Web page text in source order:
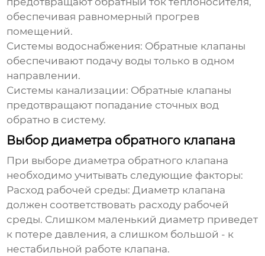
обеспечивая равномерный прогрев
помещений.
Системы водоснабжения: Обратные клапаны
обеспечивают подачу воды только в одном
направлении.
Системы канализации: Обратные клапаны
предотвращают попадание сточных вод
обратно в систему.
Выбор диаметра обратного клапана
При выборе диаметра обратного клапана
необходимо учитывать следующие факторы:
Расход рабочей среды: Диаметр клапана
должен соответствовать расходу рабочей
среды. Слишком маленький диаметр приведет
к потере давления, а слишком большой - к
нестабильной работе клапана.